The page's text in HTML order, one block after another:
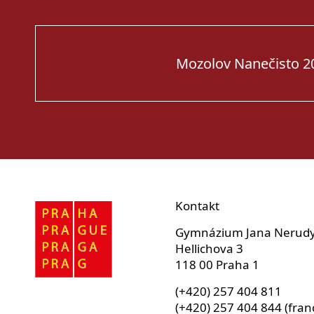
Mozolov Nanečisto
Kontakt
Gymnázium Jana
Hellichova 3
118 00 Praha 1
(+420) 257 404 811
(+420) 257 404 844